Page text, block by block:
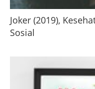
Joker (2019),
Sosial